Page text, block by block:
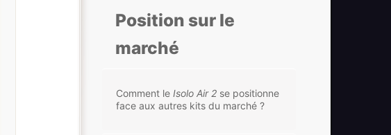
Position sur le
marché
Comment le Isolo Air 2 se positionne
face aux autres kits du marché ?